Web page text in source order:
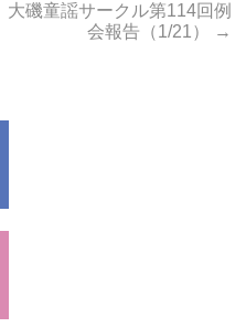
大磯童謡サークル第114回例
会報告（1/21）
→